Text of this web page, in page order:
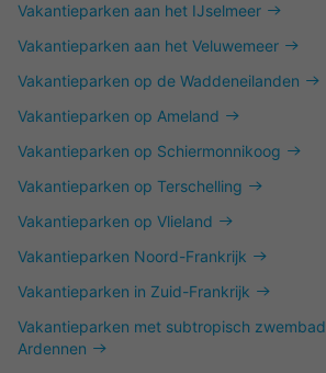
Vakantieparken aan het IJselmeer
Vakantieparken aan het Veluwemeer
Vakantieparken op de Waddeneilanden
Vakantieparken op Ameland
Vakantieparken op Schiermonnikoog
Vakantieparken op Terschelling
Vakantieparken op Vlieland
Vakantieparken Noord-Frankrijk
Vakantieparken in Zuid-Frankrijk
Vakantieparken met subtropisch
Ardennen